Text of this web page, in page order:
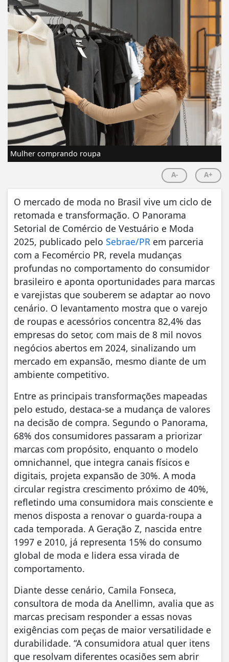
Mulher comprando roupa
A- A+
O mercado de moda no Brasil vive um ciclo de
retomada e transformação. O Panorama
Setorial de Comércio de Vestuário e Moda
2025, publicado pelo Sebrae/PR em parceria
com a Fecomércio PR, revela mudanças
profundas no comportamento do consumidor
brasileiro e aponta oportunidades para marcas
e varejistas que souberem se adaptar ao novo
cenário. O levantamento mostra que o varejo
de roupas e acessórios concentra 82,4% das
empresas do setor, com mais de 8 mil novos
negócios abertos em 2024, sinalizando um
mercado em expansão, mesmo diante de um
ambiente competitivo.
Entre as principais transformações mapeadas
pelo estudo, destaca-se a mudança de valores
na decisão de compra. Segundo o Panorama,
68% dos consumidores passaram a priorizar
marcas com propósito, enquanto o modelo
omnichannel, que integra canais físicos e
digitais, projeta expansão de 30%. A moda
circular registra crescimento próximo de 40%,
refletindo uma consumidora mais consciente e
menos disposta a renovar o guarda-roupa a
cada temporada. A Geração Z, nascida entre
1997 e 2010, já representa 15% do consumo
global de moda e lidera essa virada de
comportamento.
Diante desse cenário, Camila Fonseca,
consultora de moda da Anellimn, avalia que as
marcas precisam responder a essas novas
exigências com peças de maior versatilidade e
durabilidade. “A consumidora atual quer itens
que resolvam diferentes ocasiões sem abrir